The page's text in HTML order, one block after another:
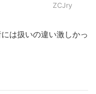
ZCJry
は扱いの違い激しかっ